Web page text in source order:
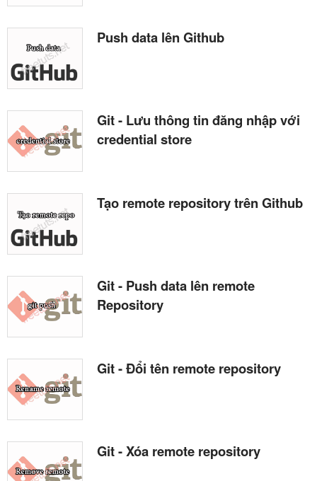
Push data lên Github
Git - Lưu thông tin đăng nhập với
credential store
Tạo remote repository trên Github
Git - Push data lên remote
Repository
Git - Đổi tên remote repository
Git - Xóa remote repository